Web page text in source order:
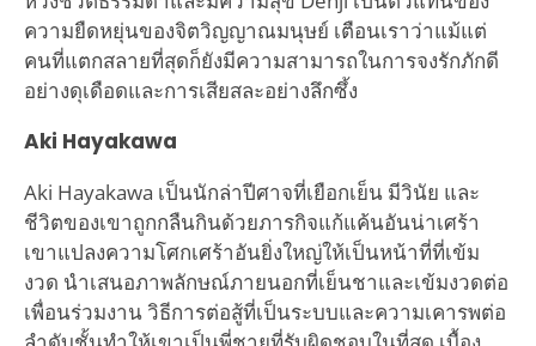
ความยืดหยุ่นของจิตวิญญาณมนุษย์ เตือนเราว่าแม้แต่
คนที่แตกสลายที่สุดก็ยังมีความสามารถในการจงรักภักดี
อย่างดุเดือดและการเสียสละอย่างลึกซึ้ง
Aki Hayakawa
Aki Hayakawa เป็นนักล่าปีศาจที่เยือกเย็น มีวินัย และ
ชีวิตของเขาถูกกลืนกินด้วยภารกิจแก้แค้นอันน่าเศร้า
เขาแปลงความโศกเศร้าอันยิ่งใหญ่ให้เป็นหน้าที่ที่เข้ม
งวด นำเสนอภาพลักษณ์ภายนอกที่เย็นชาและเข้มงวดต่อ
เพื่อนร่วมงาน วิธีการต่อสู้ที่เป็นระบบและความเคารพต่อ